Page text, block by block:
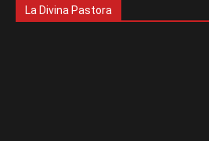
La Divina Pastora